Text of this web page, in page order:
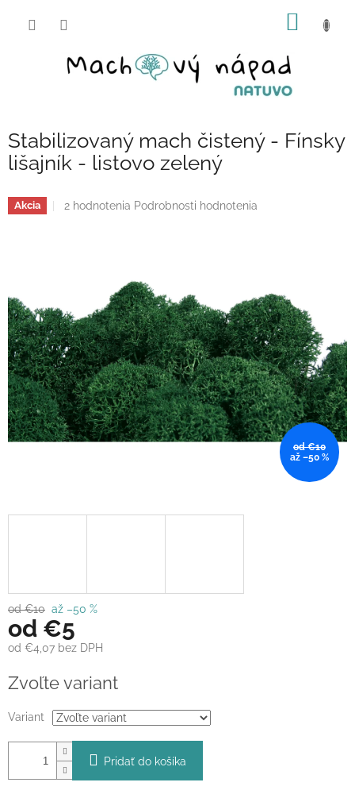
Stabilizovaný mach čistený - Fínsky
lišajník - listovo zelený
Akcia
Priemerné
hviezdičiek.
2 hodnotenia Podrobnosti hodnotenia
od €10
až –50 %
od €10 až –50 %
od €5
od €4,07 bez DPH
cena:
Zvoľte variant
Variant
Pridať do košíka